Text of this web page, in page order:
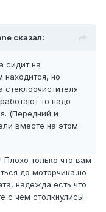
сказал:
сидит на
находится, но
то надо
(Передний и
вместе на этом
только что вам
до моторчика,но
надежда есть что
с чем столкнулись!